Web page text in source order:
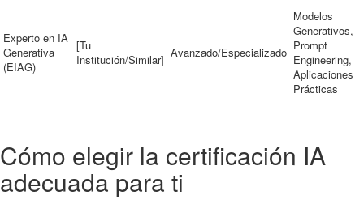
Experto en IA
Generativa
(EIAG)
[Tu
Institución/Similar] Avanzado/Especializado
Modelos
Generativos,
Prompt
Engineering,
Aplicaciones
Prácticas
Cómo elegir la certificación IA
adecuada para ti